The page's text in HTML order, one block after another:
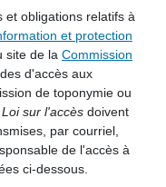
et obligations relatifs à
et protection
site de la Commission
d'accès aux
de toponymie ou
Loi sur l'accès doivent
par courriel,
de l'accès à
ci-dessous.